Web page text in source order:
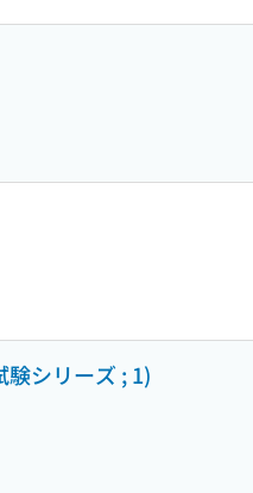
シリーズ ; 1)